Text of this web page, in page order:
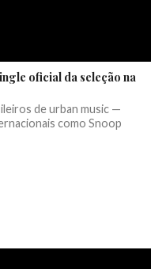
oficial da seleção na
de urban music —
como Snoop